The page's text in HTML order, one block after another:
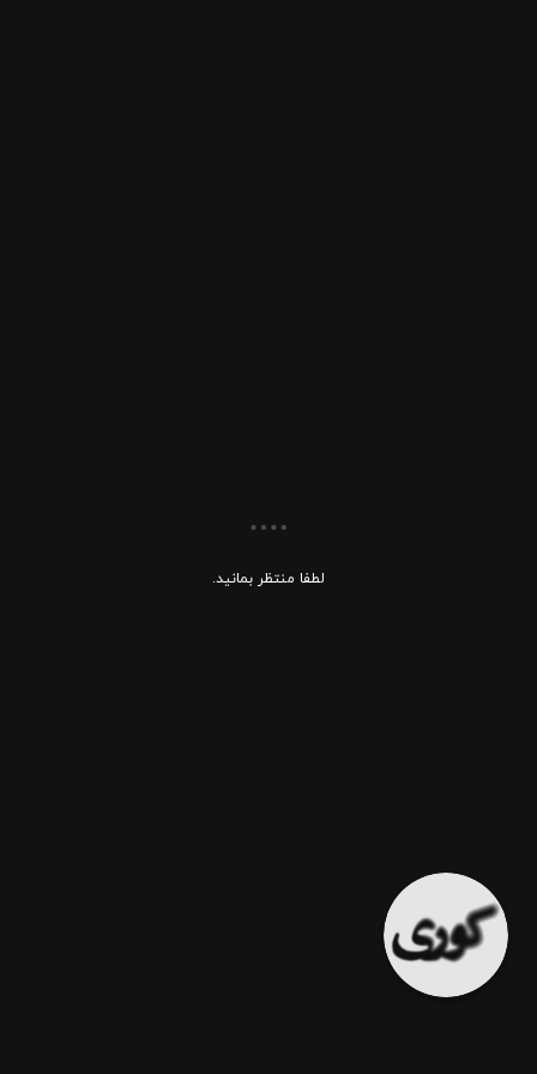
لطفا منتظر بمانید.